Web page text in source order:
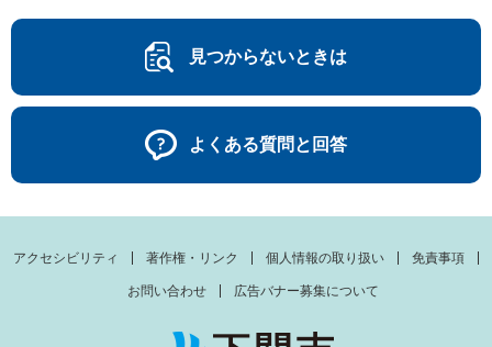
見つからないときは
よくある質問と回答
アクセシビリティ 著作権・リンク 個人情報の取り扱い 免責事項
お問い合わせ 広告バナー募集について